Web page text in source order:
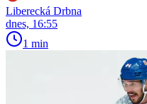
Liberecká Drbna
dnes, 16:55
1 min